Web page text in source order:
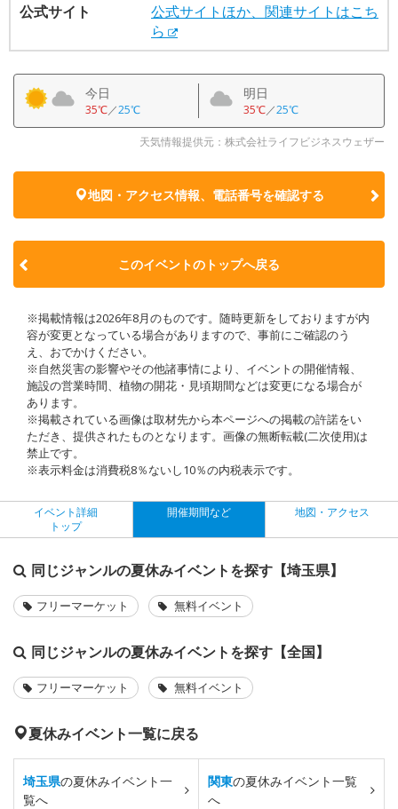
公式サイト
公式サイトほか、関連サイトはこち
ら
今日
35℃／25℃
明日
35℃／25℃
天気情報提供元：株式会社ライフビジネスウェザー
地図・アクセス情報、電話番号を確認する
このイベントのトップへ戻る
※掲載情報は2026年8月のものです。随時更新をしておりますが内
容が変更となっている場合がありますので、事前にご確認のう
え、おでかけください。
※自然災害の影響やその他諸事情により、イベントの開催情報、
施設の営業時間、植物の開花・見頃期間などは変更になる場合が
あります。
※掲載されている画像は取材先から本ページへの掲載の許諾をい
ただき、提供されたものとなります。画像の無断転載(二次使用)は
禁止です。
※表示料金は消費税8％ないし10％の内税表示です。
イベント詳細
トップ
開催期間など 地図・アクセス
同じジャンルの夏休みイベントを探す【埼玉県】
フリーマーケット 無料イベント
同じジャンルの夏休みイベントを探す【全国】
フリーマーケット 無料イベント
夏休みイベント一覧に戻る
埼玉県の夏休みイベント一
覧へ
関東の夏休みイベント一覧
へ